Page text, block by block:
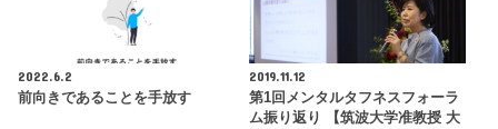
2022.6.2
前向きであることを手放す
2019.11.12
第1回メンタルタフネスフォーラ
ム振り返り 【筑波大学准教授 大